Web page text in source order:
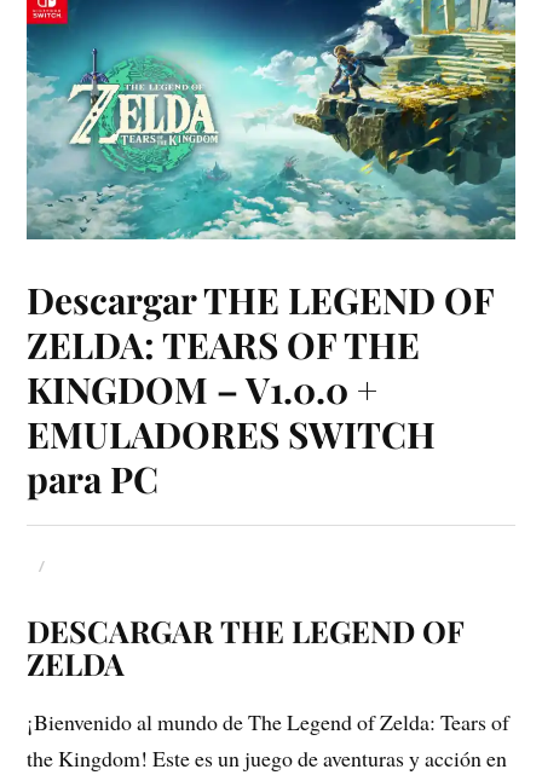
Descargar THE LEGEND OF
ZELDA: TEARS OF THE
KINGDOM – V1.0.0 +
EMULADORES SWITCH
para PC
DESCARGARTHE LEGEND OF
ZELDA
¡Bienvenido al mundo de The Legend of Zelda: Tears of
the Kingdom! Este es un juego de aventuras y acción en